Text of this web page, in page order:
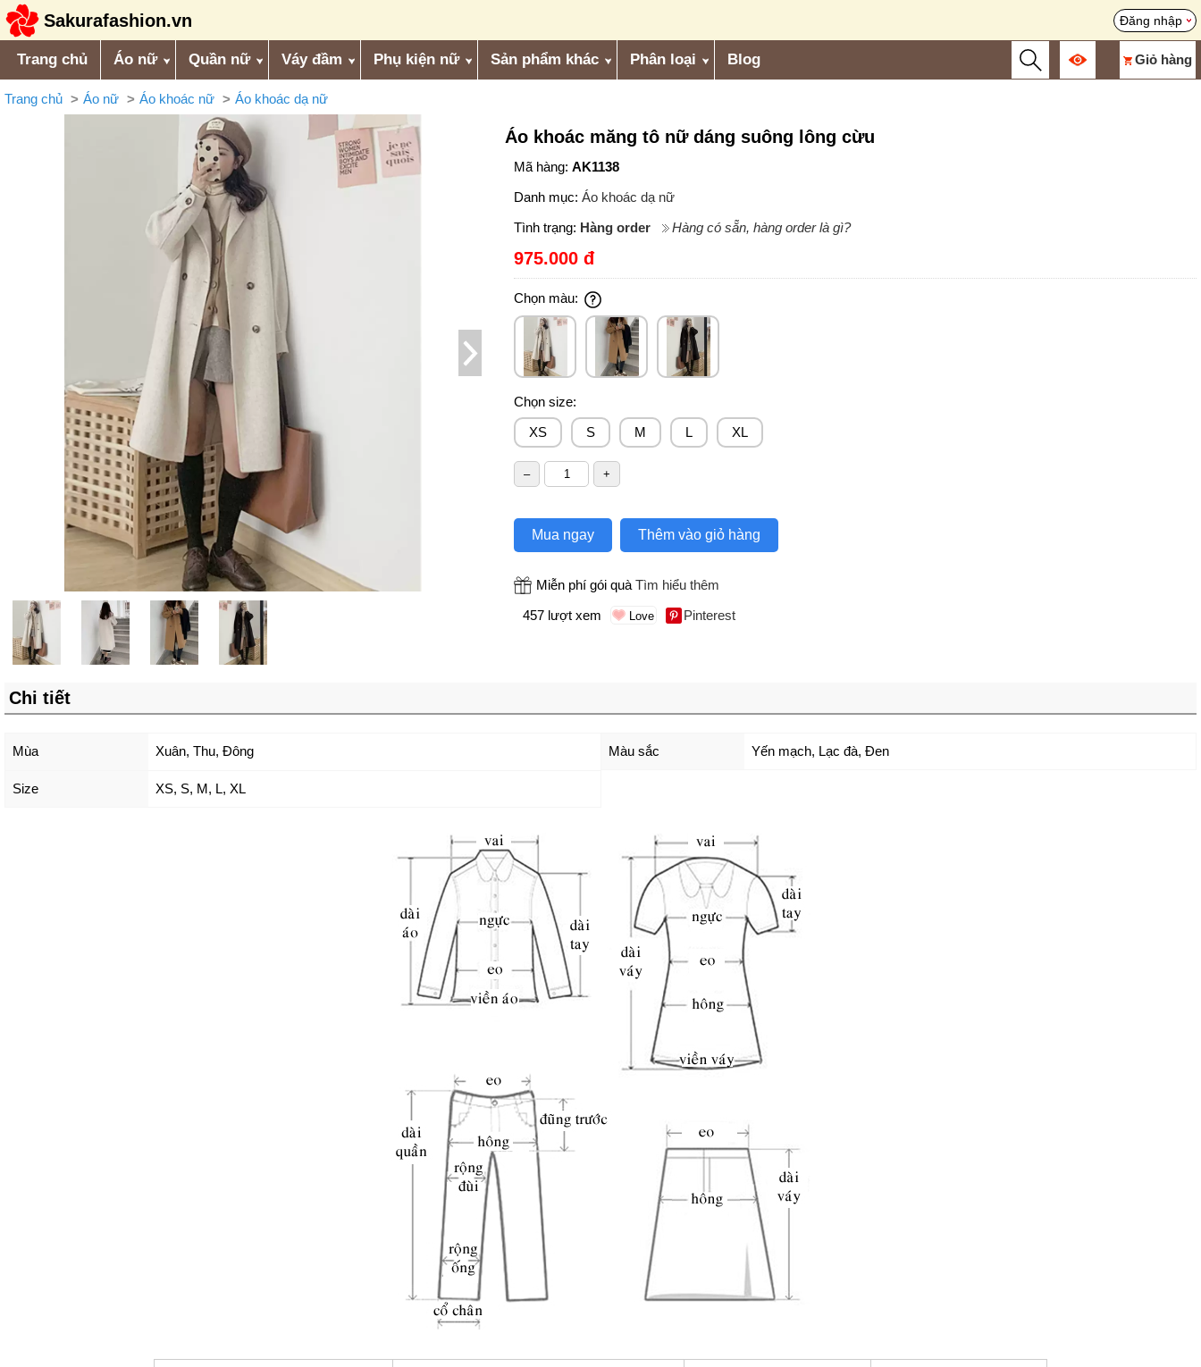
Sakurafashion.vn Đăng nhập
Trang chủ Áo nữ Quần nữ Váy đầm Phụ kiện nữ Sản phẩm khác Phân loại Blog Giỏ hàng
Trang chủ Áo nữ Áo khoác nữ Áo khoác dạ nữ
Áo khoác măng tô nữ dáng suông lông cừu
Mã hàng:AK1138
Danh mục:Áo khoác dạ nữ
Tình trạng: Hàng order Hàng có sẵn, hàng order là gì?
975.000 đ
Chọn màu:
Chọn size:
XS
S M L XL
Mua ngay Thêm vào giỏ hàng
Miễn phí gói quàTìm hiểu thêm
457 lượt xem
Pinterest
Chi tiết
Mùa Xuân, Thu, Đông Màu sắc Yến mạch, Lạc đà, Đen
Size XS, S, M, L, XL